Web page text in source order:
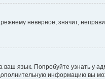
неверное, значит,
язык. Попробуйте узнать у
информацию вы